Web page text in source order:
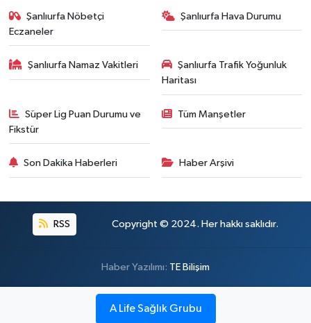
Şanlıurfa Nöbetçi
Eczaneler
Şanlıurfa Hava Durumu
Şanlıurfa Namaz Vakitleri
Şanlıurfa Trafik Yoğunluk
Haritası
Süper Lig Puan Durumu ve
Fikstür
Tüm Manşetler
Son Dakika Haberleri Haber Arşivi
RSS Copyright © 2024. Her hakkı saklıdır.
Haber Yazılımı: TE Bilişim
A Life Sağlık Grubu